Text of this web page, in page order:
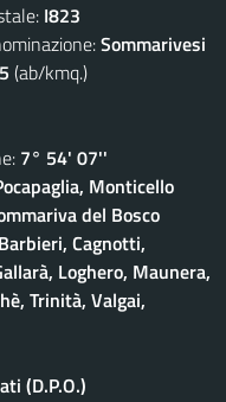
I823
Sommarivesi
(ab/kmq.)
7° 54' 07''
Monticello
del Bosco
Cagnotti,
Loghero, Maunera,
Trinità, Valgai,
(D.P.O.)